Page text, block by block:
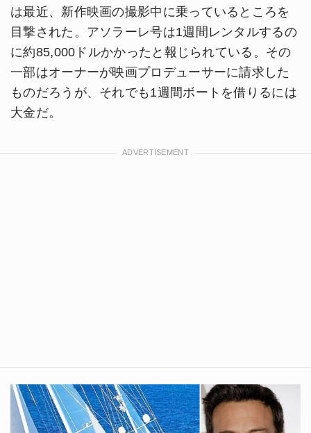
は最近、新作映画の撮影中に乗っているところを
目撃された。アソラーレ号は1週間レンタルするの
に約85,000ドルかかったと報じられている。その
一部はオーナーが映画プロデューサーに請求した
ものだろうが、それでも1週間ボートを借りるには
大金だ。